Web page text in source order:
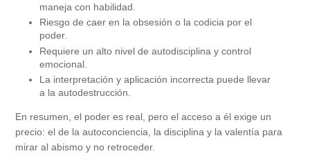
maneja con habilidad.
Riesgo de caer en la obsesión o la codicia por el
poder.
Requiere un alto nivel de autodisciplina y control
emocional.
La interpretación y aplicación incorrecta puede llevar
a la autodestrucción.
En resumen, el poder es real, pero el acceso a él exige un
precio: el de la autoconciencia, la disciplina y la valentía para
mirar al abismo y no retroceder.